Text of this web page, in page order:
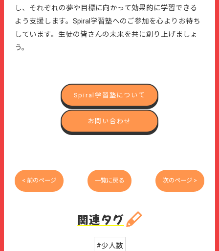
し、それぞれの夢や目標に向かって効果的に学習できる
よう支援します。Spiral学習塾へのご参加を心よりお待ち
しています。生徒の皆さんの未来を共に創り上げましょ
う。
Spiral学習塾について
お問い合わせ
< 前のページ 一覧に戻る 次のページ >
関連タグ
#少人数